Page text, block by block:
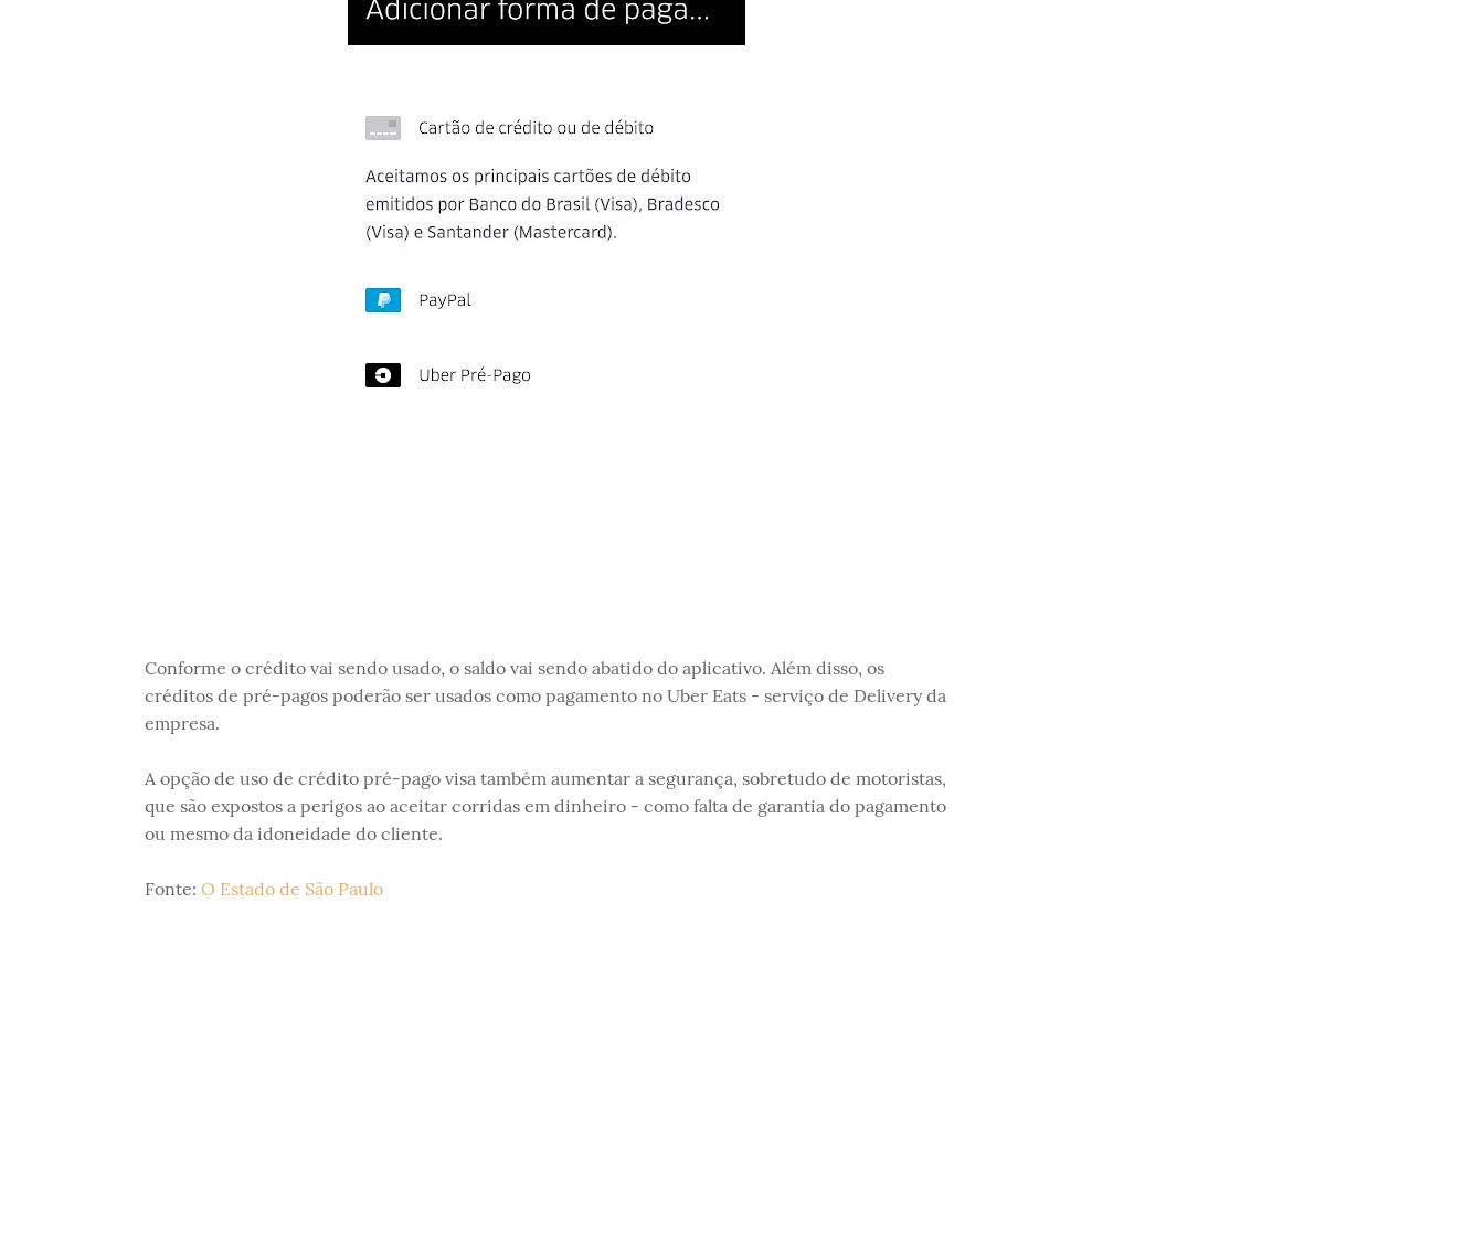
Conforme o crédito vai sendo usado, o saldo vai sendo abatido do aplicativo. Além disso, os
créditos de pré-pagos poderão ser usados como pagamento no Uber Eats - serviço de Delivery da
empresa.
A opção de uso de crédito pré-pago visa também aumentar a segurança, sobretudo de motoristas,
que são expostos a perigos ao aceitar corridas em dinheiro - como falta de garantia do pagamento
ou mesmo da idoneidade do cliente.
Fonte: O Estado de São Paulo